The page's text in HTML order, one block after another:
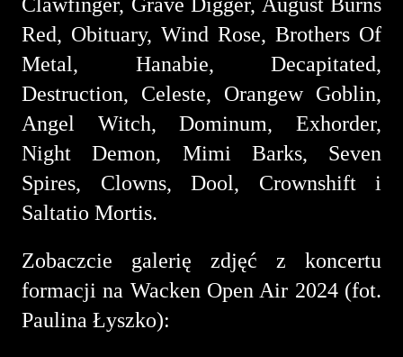
Red, Obituary, Wind Rose, Brothers Of
Metal, Hanabie, Decapitated,
Destruction, Celeste, Orangew Goblin,
Angel Witch, Dominum, Exhorder,
Night Demon, Mimi Barks, Seven
Spires, Clowns, Dool, Crownshift i
Saltatio Mortis.
Zobaczcie galerię zdjęć z koncertu
formacji na Wacken Open Air 2024 (fot.
Paulina Łyszko):